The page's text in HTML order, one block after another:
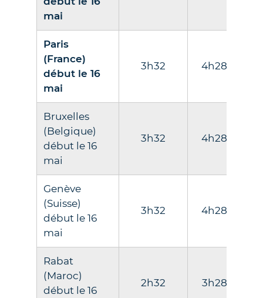
mai
Paris
(France)
début le 16
mai
3h32 4h28
Bruxelles
(Belgique)
début le 16
mai
3h32 4h28
Genève
(Suisse)
début le 16
mai
3h32 4h28
Rabat
(Maroc)
début le 16
2h32 3h28